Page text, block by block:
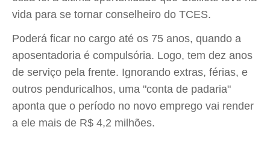
vida para se tornar conselheiro do TCES.
Poderá ficar no cargo até os 75 anos, quando a
aposentadoria é compulsória. Logo, tem dez anos
de serviço pela frente. Ignorando extras, férias, e
outros penduricalhos, uma "conta de padaria"
aponta que o período no novo emprego vai render
a ele mais de R$ 4,2 milhões.